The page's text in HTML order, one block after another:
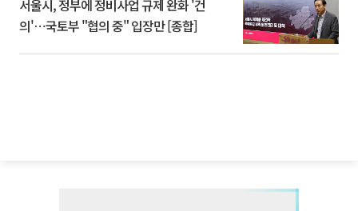
서울시, 정부에 정비사업 규제 완화 '건
의'⋯국토부 "협의 중" 입장만 [종합]